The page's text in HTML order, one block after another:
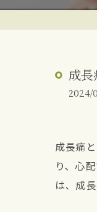
反り腰
成
2024/
成長痛
り、心
は、成